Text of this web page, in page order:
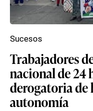
Trabajadores
nacional de 24
derogatoria de
autonomía
Sucesos